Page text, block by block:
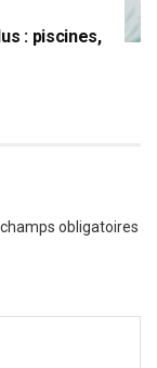
: piscines,
champs obligatoires